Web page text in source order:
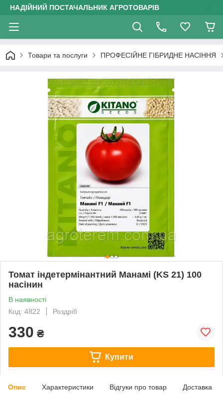
НАДІЙНИЙ ПОСТАЧАЛЬНИК АГРОТОВАРІВ
Товари та послуги ПРОФЕСІЙНЕ ГІБРИДНЕ НАСІННЯ
Томат індетермінантний Манамі (KS 21) 100
насінин
В наявності
Код: 4822
Роздріб
330 ₴
Купити
Опис Характеристики Відгуки про товар Доставка